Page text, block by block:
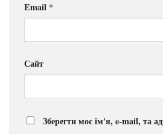
Email *
Сайт
Зберегти моє ім'я, e-mail, та